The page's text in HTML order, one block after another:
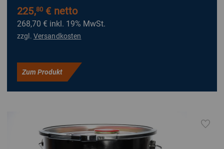
225,80 € netto
268,70 € inkl. 19% MwSt.
zzgl. Versandkosten
Zum Produkt